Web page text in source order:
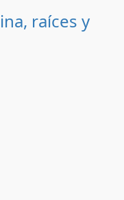
raíces y